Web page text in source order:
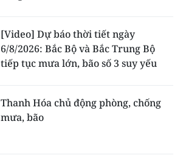
[Video] Dự báo thời tiết ngày
6/8/2026: Bắc Bộ và Bắc Trung Bộ
tiếp tục mưa lớn, bão số 3 suy yếu
Thanh Hóa chủ động phòng, chống
mưa, bão